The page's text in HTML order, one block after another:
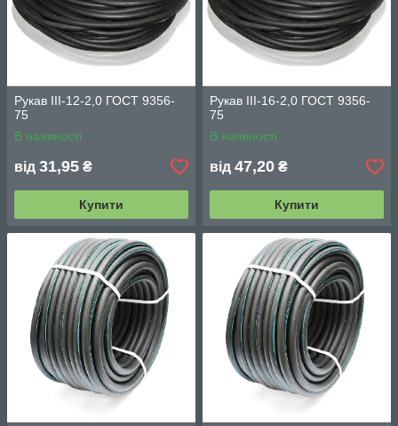
Рукав III-12-2,0 ГОСТ 9356-
75
В наявності
від 31,95 ₴
Купити
Рукав III-16-2,0 ГОСТ 9356-
75
В наявності
від 47,20 ₴
Купити